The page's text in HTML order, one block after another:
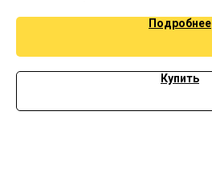
Подробнее
Купить